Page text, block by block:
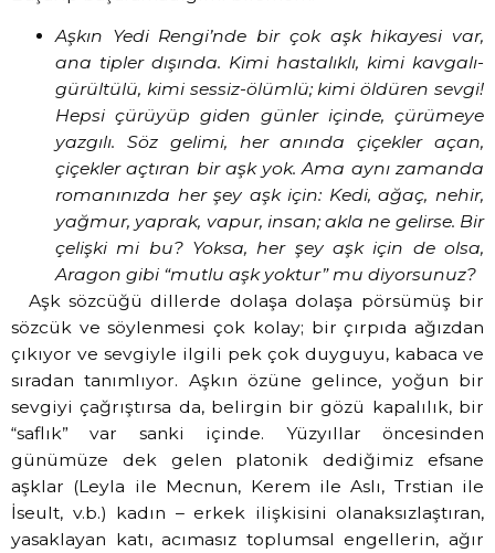
Aşkın Yedi Rengi’nde bir çok aşk hikayesi var,
ana tipler dışında. Kimi hastalıklı, kimi kavgalı-
gürültülü, kimi sessiz-ölümlü; kimi öldüren sevgi!
Hepsi çürüyüp giden günler içinde, çürümeye
yazgılı. Söz gelimi, her anında çiçekler açan,
çiçekler açtıran bir aşk yok. Ama aynı zamanda
romanınızda her şey aşk için: Kedi, ağaç, nehir,
yağmur, yaprak, vapur, insan; akla ne gelirse. Bir
çelişki mi bu? Yoksa, her şey aşk için de olsa,
Aragon gibi “mutlu aşk yoktur” mu diyorsunuz?
Aşk sözcüğü dillerde dolaşa dolaşa pörsümüş bir
sözcük ve söylenmesi çok kolay; bir çırpıda ağızdan
çıkıyor ve sevgiyle ilgili pek çok duyguyu, kabaca ve
sıradan tanımlıyor. Aşkın özüne gelince, yoğun bir
sevgiyi çağrıştırsa da, belirgin bir gözü kapalılık, bir
“saflık” var sanki içinde. Yüzyıllar öncesinden
günümüze dek gelen platonik dediğimiz efsane
aşklar (Leyla ile Mecnun, Kerem ile Aslı, Trstian ile
İseult, v.b.) kadın – erkek ilişkisini olanaksızlaştıran,
yasaklayan katı, acımasız toplumsal engellerin, ağır